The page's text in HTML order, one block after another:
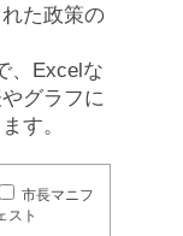
た政策の
、Excelな
グラフに
す。
市長マニフ
スト